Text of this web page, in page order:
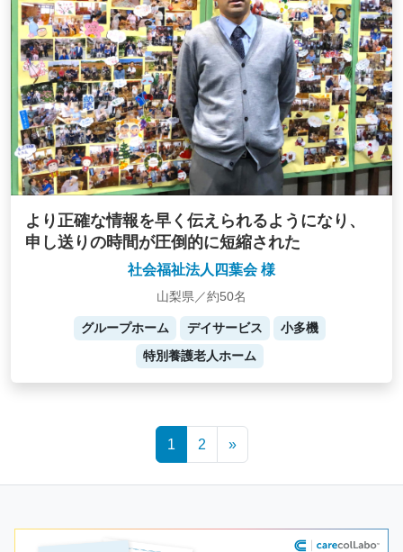
より正確な情報を早く伝えられるようになり、
申し送りの時間が圧倒的に短縮された
社会福祉法人四葉会 様
山梨県／約50名
グループホーム デイサービス
小多機
特別養護老人ホーム
1 2 »